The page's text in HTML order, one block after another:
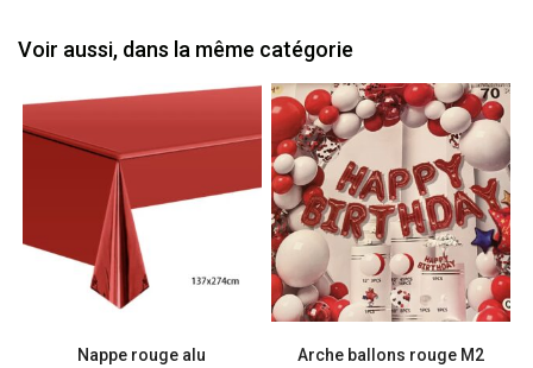
Voir aussi, dans la même catégorie
Nappe rouge alu Arche ballons rouge M2